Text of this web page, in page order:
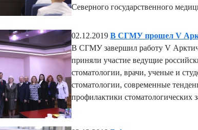
Северного государственного
02.12.2019 В СГМУ прошел V
В СГМУ завершил работу V
приняли участие ведущие
стоматологии, врачи, ученые и
стоматологии, современные
профилактики стоматологических